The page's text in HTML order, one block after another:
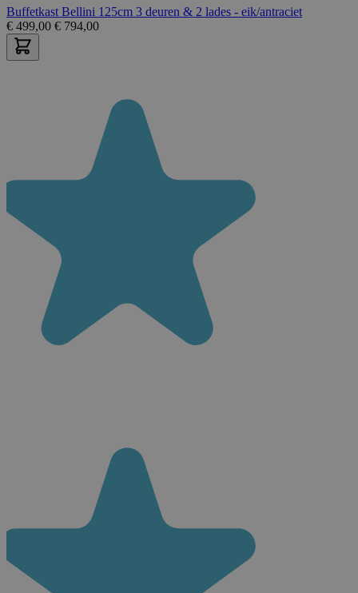
Buffetkast Bellini 125cm 3 deuren & 2 lades - eik/antraciet
€ 499,00 € 794,00